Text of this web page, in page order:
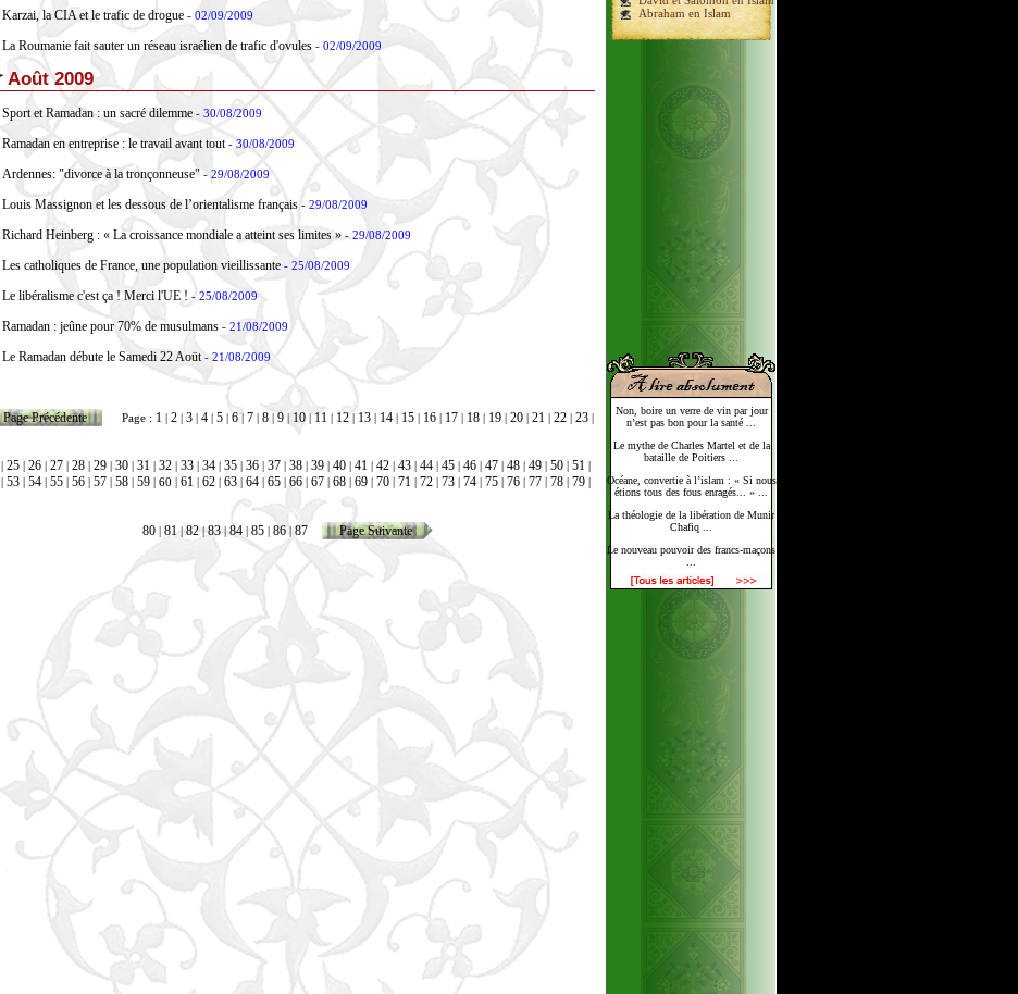
Abraham en Islam
Non, boire un verre de vin par jour
n’est pas bon pour la santé ...
Le mythe de Charles Martel et de la
bataille de Poitiers ...
Océane, convertie à l’islam : « Si nous
étions tous des fous enragés... » ...
La théologie de la libération de Munir
Chafiq ...
Le nouveau pouvoir des francs-maçons
Karzai, la CIA et le trafic de drogue - 02/09/2009
La Roumanie fait sauter un réseau israélien de trafic d'ovules - 02/09/2009
Août 2009
Sport et Ramadan : un sacré dilemme - 30/08/2009
Ramadan en entreprise : le travail avant tout- 30/08/2009
Ardennes: "divorce à la tronçonneuse" - 29/08/2009
Louis Massignon et les dessous de l’orientalisme français - 29/08/2009
Richard Heinberg : « La croissance mondiale a atteint ses limites »- 29/08/2009
Les catholiques de France, une population vieillissante - 25/08/2009
Le libéralisme c'est ça ! Merci l'UE ! - 25/08/2009
Ramadan : jeûne pour 70% de musulmans - 21/08/2009
Le Ramadan débute le Samedi 22 Aoüt - 21/08/2009
Page Précédente Page : 1 | 2 | 3 | 4 | 5 | 6| 7 | 8 | 9 | 10 |11 | 12| 13 | 14 | 15 | 16 | 17 | 18 | 19 | 20 | 21 | 22 | 23 |
| 25 | 26 | 27 | 28 | 29 | 30 | 31 | 32 | 33 | 34 | 35 | 36 | 37 | 38 | 39 | 40 | 41 | 42 | 43 | 44 | 45 | 46 | 47 | 48 | 49 | 50 | 51 |
| 53 | 54 | 55 | 56 | 57 | 58 | 59 | 60 | 61 | 62 | 63 | 64 | 65 | 66 | 67 | 68 | 69 | 70 | 71 | 72 | 73 | 74 | 75 | 76 | 77 | 78 | 79 |
80| 81 | 82|83| 84| 85| 86| 87 Page Suivante